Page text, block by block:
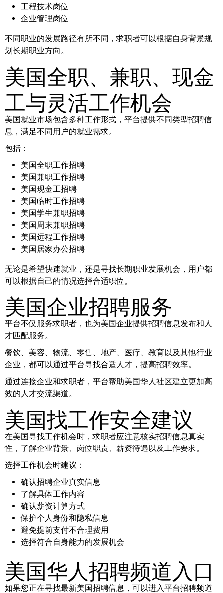
工程技术岗位
企业管理岗位
不同职业的发展路径有所不同，求职者可以根据自身背景规
划长期职业方向。
美国全职、兼职、现金
工与灵活工作机会
美国就业市场包含多种工作形式，平台提供不同类型招聘信
息，满足不同用户的就业需求。
包括：
美国全职工作招聘
美国兼职工作招聘
美国现金工招聘
美国临时工作招聘
美国学生兼职招聘
美国周末兼职招聘
美国远程工作招聘
美国居家办公招聘
无论是希望快速就业，还是寻找长期职业发展机会，用户都
可以根据自己的情况选择合适职位。
美国企业招聘服务
平台不仅服务求职者，也为美国企业提供招聘信息发布和人
才匹配服务。
餐饮、美容、物流、零售、地产、医疗、教育以及其他行业
企业，都可以通过平台寻找合适人才，提高招聘效率。
通过连接企业和求职者，平台帮助美国华人社区建立更加高
效的人才交流渠道。
美国找工作安全建议
在美国寻找工作机会时，求职者应注意核实招聘信息真实
性，了解企业背景、岗位职责、薪资待遇以及工作要求。
选择工作机会时建议：
确认招聘企业真实信息
了解具体工作内容
确认薪资计算方式
保护个人身份和隐私信息
避免提前支付不合理费用
选择符合自身能力的发展机会
美国华人招聘频道入口
如果您正在寻找最新美国招聘信息，可以进入平台招聘频道